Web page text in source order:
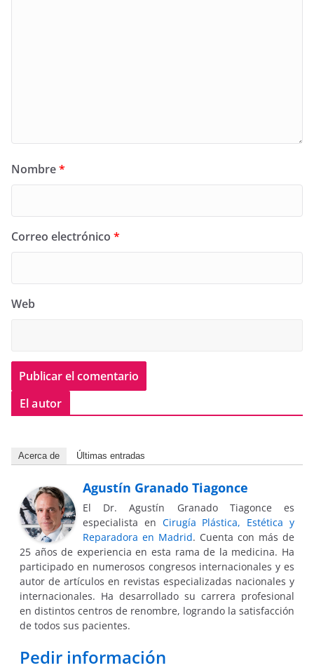
Nombre*
Correo electrónico *
Web
El autor
Acerca de Últimas entradas
Agustín Granado Tiagonce
El Dr. Agustín Granado Tiagonce es
especialista en Cirugía Plástica, Estética y
Reparadora en Madrid. Cuenta con más de
25 años de experiencia en esta rama de la medicina. Ha
participado en numerosos congresos internacionales y es
autor de artículos en revistas especializadas nacionales y
internacionales. Ha desarrollado su carrera profesional
en distintos centros de renombre, logrando la satisfacción
de todos sus pacientes.
Pedir información